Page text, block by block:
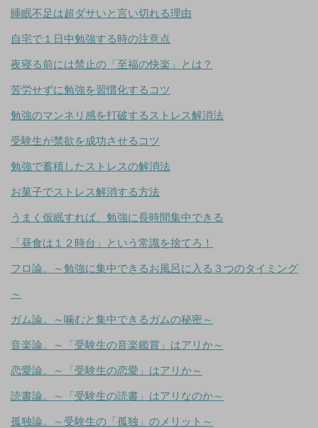
睡眠不足は超ダサいと言い切れる理由
自宅で１日中勉強する時の注意点
夜寝る前には禁止の「至福の快楽」とは？
苦労せずに勉強を習慣化するコツ
勉強のマンネリ感を打破するストレス解消法
受験生が禁欲を成功させるコツ
勉強で蓄積したストレスの解消法
お菓子でストレス解消する方法
うまく仮眠すれば、勉強に長時間集中できる
「昼食は１２時台」という常識を捨てろ！
フロ論。～勉強に集中できるお風呂に入る３つのタイミング
～
ガム論。～噛むと集中できるガムの秘密～
音楽論。～「受験生の音楽鑑賞」はアリか～
恋愛論。～「受験生の恋愛」はアリか～
読書論。～「受験生の読書」はアリなのか～
孤独論。～受験生の「孤独」のメリット～